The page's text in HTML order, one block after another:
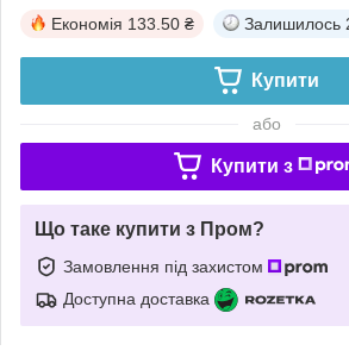
Економія 133.50 ₴ Залишилось
Купити
або
Купити з
Що таке купити з Пром?
Замовлення під захистом
Доступна доставка